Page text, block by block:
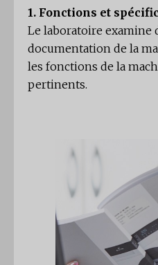
1. Fonctions et
Le laboratoire examine
documentation de la
les fonctions de la
pertinents.